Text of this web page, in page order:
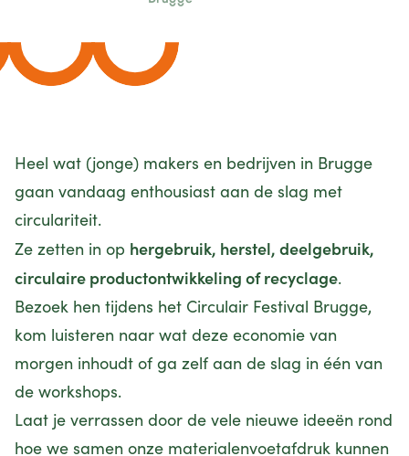
Heel wat (jonge) makers en bedrijven in Brugge
gaan vandaag enthousiast aan de slag met
circulariteit.
Ze zetten in op hergebruik, herstel, deelgebruik,
circulaire productontwikkeling of recyclage.
Bezoek hen tijdens het Circulair Festival Brugge,
kom luisteren naar wat deze economie van
morgen inhoudt of ga zelf aan de slag in één van
de workshops.
Laat je verrassen door de vele nieuwe ideeën rond
hoe we samen onze materialenvoetafdruk kunnen